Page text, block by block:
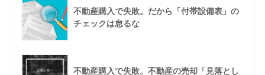
不動産購入で失敗。だから「付帯設備表」の
チェックは怠るな
不動産購入で失敗。不動産の売却「見落とし